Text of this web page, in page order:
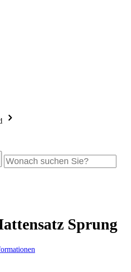
Sprung